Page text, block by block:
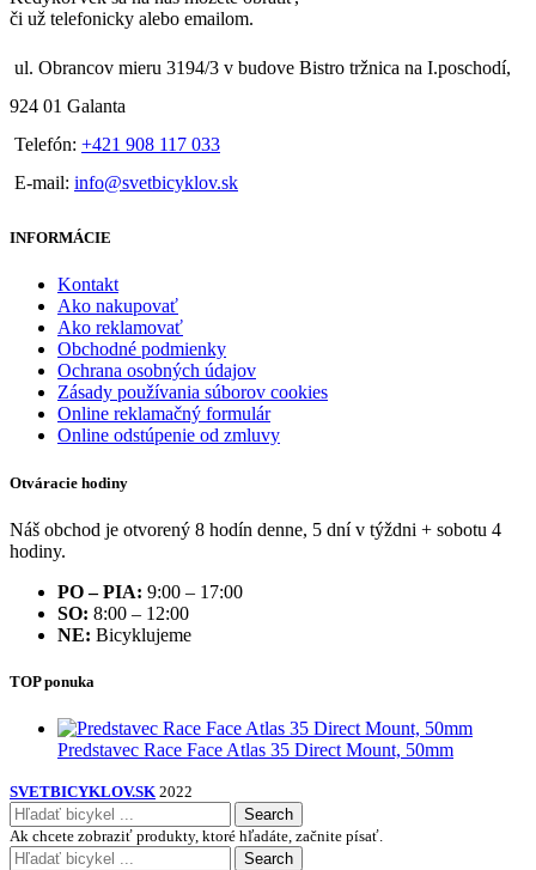
či už telefonicky alebo emailom.
ul. Obrancov mieru 3194/3 v budove Bistro tržnica na I.poschodí,
924 01 Galanta
Telefón: +421 908 117 033
E-mail: info@svetbicyklov.sk
INFORMÁCIE
Kontakt
Ako nakupovať
Ako reklamovať
Obchodné podmienky
Ochrana osobných údajov
Zásady používania súborov cookies
Online reklamačný formulár
Online odstúpenie od zmluvy
Otváracie hodiny
Náš obchod je otvorený 8 hodín denne, 5 dní v týždni + sobotu 4
hodiny.
PO – PIA: 9:00 – 17:00
SO: 8:00 – 12:00
NE: Bicyklujeme
TOP ponuka
Predstavec Race Face Atlas 35 Direct Mount, 50mm
SVETBICYKLOV.SK 2022
Search
Ak chcete zobraziť produkty, ktoré hľadáte, začnite písať.
Search